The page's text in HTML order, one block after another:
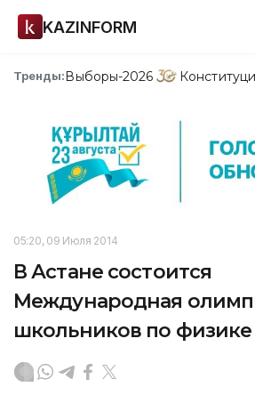
KAZINFORM
Тренды:Выборы-2026
05:20, 09 Июля 2014
В Астане состоится
Международная
школьников по физике